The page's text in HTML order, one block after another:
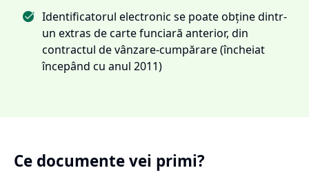
Identificatorul electronic se poate obține dintr-
un extras de carte funciară anterior, din
contractul de vânzare-cumpărare (încheiat
începând cu anul 2011)
Ce documente vei primi?